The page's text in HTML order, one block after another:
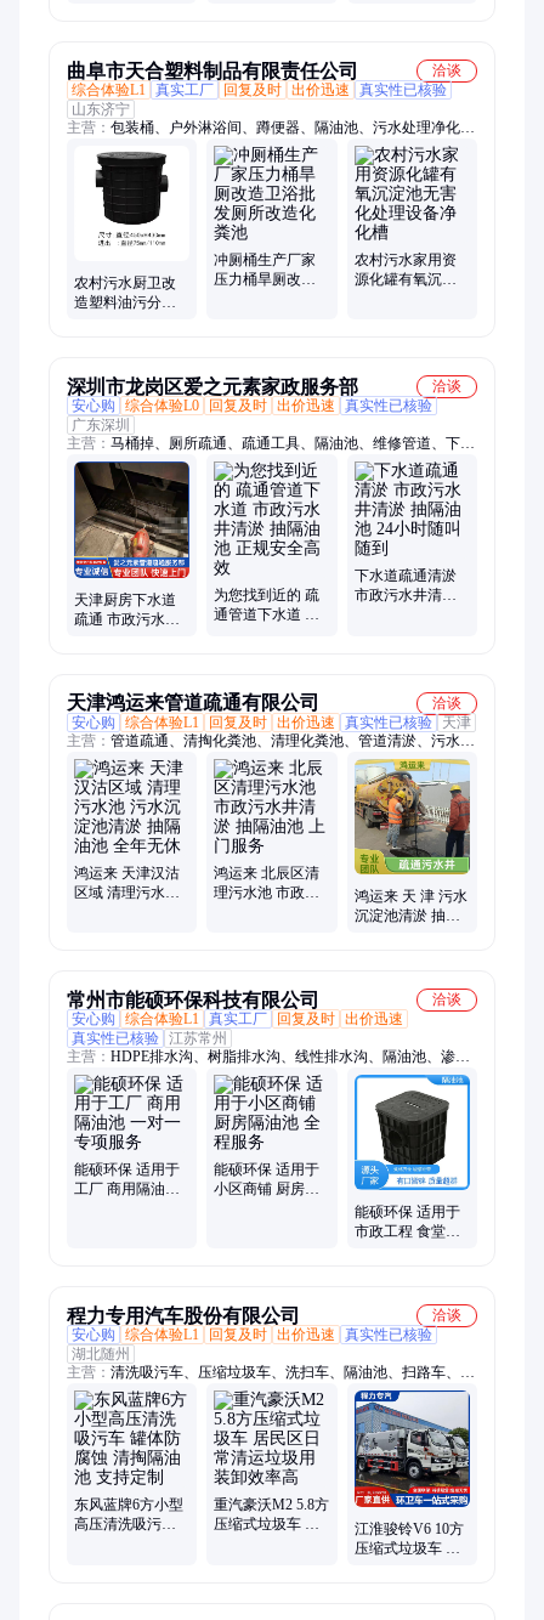
曲阜市天合塑料制品有限责任公司
洽谈
综合体验L1 真实工厂 回复及时 出价迅速
真实性已核验
山东济宁
主营： 包装桶、户外淋浴间、蹲便器、隔油池、污水处理净化
槽、吹塑化粪池、化粪池、塑料移动厕所、塑料桶、方桶、化工
桶、吨桶、三格式化粪池罐、塑料化粪池、三格化粪桶、化粪池
罐、净化槽、油污分离器、无动力污水处理净化槽、太阳能微动
力污水处理、双翁化粪池
农村污水厨卫改
造塑料油污分离
冲厕桶生产厂家
压力桶旱厕改造
农村污水家用资
源化罐有氧沉淀
深圳市龙岗区爱之元素家政服务部
洽谈
安心购
综合体验L0 回复及时 出价迅速
真实性已核验
广东深圳
主营： 马桶掉、厕所疏通、疏通工具、隔油池、维修管道、下水
管通、马桶堵得、疏通马桶、粪污处理、管道疏通、清洗高压、
管道电话、马桶弯处、抽化粪池、力通管道、疏通地漏、高压下
水、马桶里面、下水三通、维修师傅、换下水管、维修马桶、马
桶堵了
天津厨房下水道
疏通 市政污水井
为您找到近的 疏
通管道下水道 市
下水道疏通清淤
市政污水井清淤
天津鸿运来管道疏通有限公司
洽谈
安心购
综合体验L1 回复及时 出价迅速 真实性已核验
天津
主营： 管道疏通、清掏化粪池、清理化粪池、管道清淤、污水管
道清淤、污水沉淀池清淤、雨水沉淀池清淤、管道疏通检测、疏
通下水道、抽粪、抽泥浆、清理污水池、疏通污水井、高压清洗
管道
鸿运来 天津汉沽
区域 清理污水池
鸿运来 北辰区清
理污水池 市政污
鸿运来 天 津 污水
沉淀池清淤 抽隔
常州市能硕环保科技有限公司
洽谈
安心购
综合体验L1 真实工厂 回复及时 出价迅速
真实性已核验 江苏常州
主营： HDPE排水沟、树脂排水沟、线性排水沟、隔油池、渗透
井、树脂混凝土环保雨水口
能硕环保 适用于
工厂 商用隔油池
能硕环保 适用于
小区商铺 厨房隔
能硕环保 适用于
市政工程 食堂油
程力专用汽车股份有限公司
洽谈
安心购
综合体验L1 回复及时 出价迅速
真实性已核验
湖北随州
主营： 清洗吸污车、压缩垃圾车、洗扫车、隔油池、扫路车、垃
圾站
东风蓝牌6方小型
高压清洗吸污车
重汽豪沃M2 5.8方
压缩式垃圾车 居
江淮骏铃V6 10方
压缩式垃圾车 其